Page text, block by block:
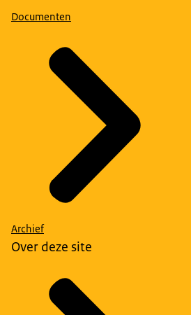
Documenten
Archief
Over deze site